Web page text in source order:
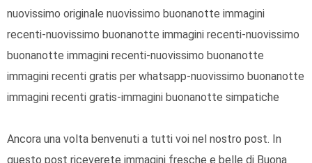
nuovissimo originale nuovissimo buonanotte immagini
recenti-nuovissimo buonanotte immagini recenti-nuovissimo
buonanotte immagini recenti-nuovissimo buonanotte
immagini recenti gratis per whatsapp-nuovissimo buonanotte
immagini recenti gratis-immagini buonanotte simpatiche
Ancora una volta benvenuti a tutti voi nel nostro post. In
questo post riceverete immagini fresche e belle di Buona